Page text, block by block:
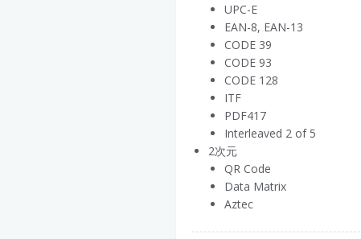
UPC-E
EAN-8, EAN-13
CODE 39
CODE 93
CODE 128
ITF
PDF417
Interleaved 2 of 5
2次元
QR Code
Data Matrix
Aztec